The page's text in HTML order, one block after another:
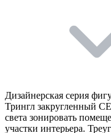
Дизайнерская серия
Трингл закругленный
света зонировать
участки интерьера.